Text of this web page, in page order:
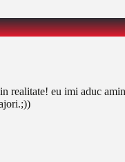
realitate! eu imi aduc